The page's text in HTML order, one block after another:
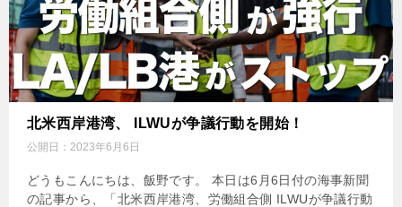
北米西岸港湾、 ILWUが争議行動を開始！
公開日： 2023年6月6日
どうもこんにちは、飯野です。 本日は6月6日付の海事新聞
の記事から、「北米西岸港湾、労働組合側 ILWUが争議行動